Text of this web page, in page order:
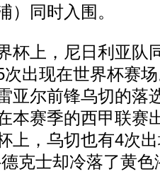
）同时入围。
上，尼日利亚队
出现在世界杯赛
亚尔前锋乌切的落
本赛季的西甲联赛
上，乌切也有4次
克士却冷落了黄